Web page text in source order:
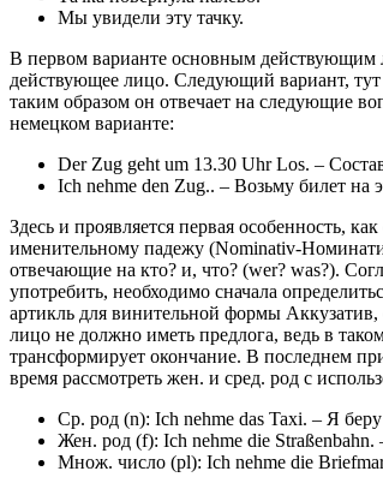
Мы увидели эту тачку.
В первом варианте основным действующим
действующее лицо. Следующий вариант, тут
таким образом он отвечает на следующие
немецком варианте:
Der Zug geht um 13.30 Uhr Los. –
Ich nehme den Zug.. – Возьму билет на
Здесь и проявляется первая особенность,
именительному падежу (Nominativ-
отвечающие на кто? и, что? (wer? was?).
употребить, необходимо сначала
артикль для винительной формы
лицо не должно иметь предлога, ведь в
трансформирует окончание. В последнем
время рассмотреть жен. и сред. род с
Ср. род (n): Ich nehme das Taxi. – Я
Жен. род (f): Ich nehme die
Множ. число (pl): Ich nehme die